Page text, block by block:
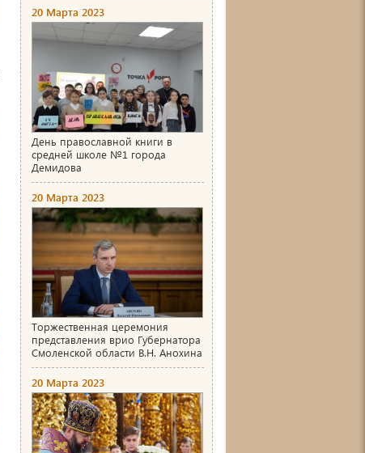
20 Марта 2023
День православной книги в
средней школе №1 города
Демидова
20 Марта 2023
Торжественная церемония
представления врио Губернатора
Смоленской области В.Н. Анохина
20 Марта 2023